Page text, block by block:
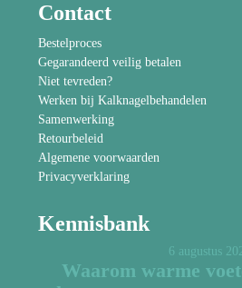
Contact
Bestelproces
Gegarandeerd veilig betalen
Niet tevreden?
Werken bij Kalknagelbehandelen
Samenwerking
Retourbeleid
Algemene voorwaarden
Privacyverklaring
Kennisbank
6 augustus
Waarom warme